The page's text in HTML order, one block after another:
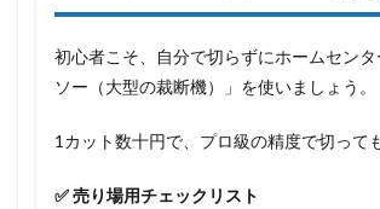
初心者こそ、自分で切らずにホームセン
ソー（大型の裁断機）」を使いましょう。
1カット数十円で、プロ級の精度で切って
✅ 売り場用チェックリスト